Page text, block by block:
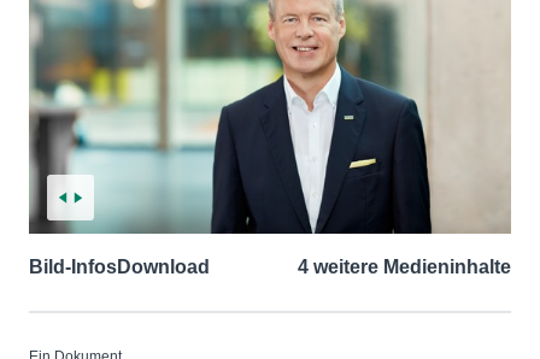
Bild-InfosDownload 4 weitere Medieninhalte